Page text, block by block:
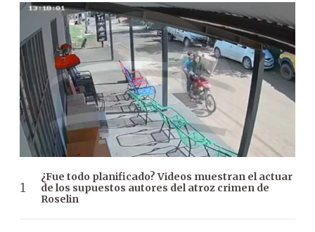
¿Fue todo planificado? Videos muestran el actuar
de los supuestos autores del atroz crimen de
Roselin